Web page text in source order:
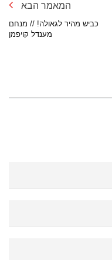
המאמר הבא
כביש מהיר לגאולה! // מנחם
מענדל קויפמן